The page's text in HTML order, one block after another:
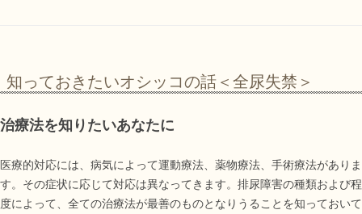
知っておきたいオシッコの話＜全尿失禁＞
治療法を知りたいあなたに
医療的対応には、病気によって運動療法、薬物療法、手術療法がありま
す。その症状に応じて対応は異なってきます。排尿障害の種類および程
度によって、全ての治療法が最善のものとなりうることを知っておいて